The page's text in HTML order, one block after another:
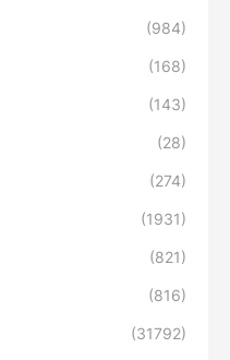
(984)
(168)
(143)
(28)
(274)
(1931)
(821)
(816)
(31792)